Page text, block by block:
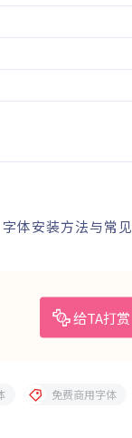
安装方法与常见
给TA打赏
免费商用字体